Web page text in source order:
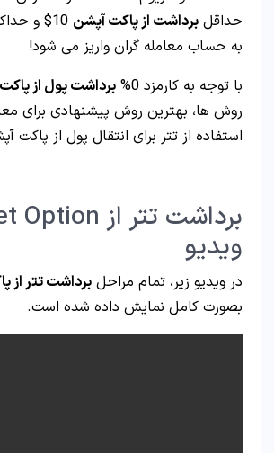
حداقل برداشت از پاکت آپشن
به حساب معامله گران واریز می شود!
با توجه به کارمزد 0%
برداشت پول از
روش ها، بهترین روش پیشنهادی برای
استفاده از تتر برای انتقال پول از پاکت
ویدیو
در ویدیو زیر، تمام مراحل برداشت تتر از
بصورت کامل نمایش داده شده است.